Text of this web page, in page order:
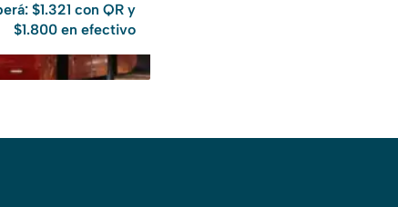
$1.321 con QR y
$1.800 en efectivo